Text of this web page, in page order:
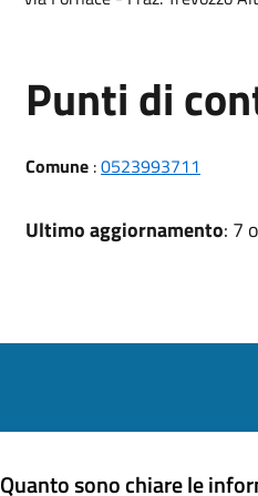
Punti di
Comune:0523993711
Ultimo aggiornamento: 7
Quanto sono chiare le